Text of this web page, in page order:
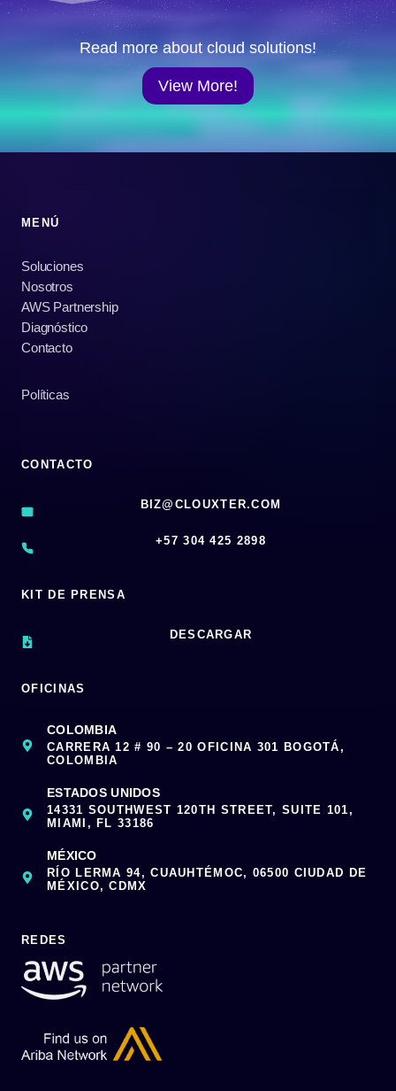
Read more about cloud solutions!
View More!
MENÚ
Soluciones
Nosotros
AWS Partnership
Diagnóstico
Contacto
Políticas
CONTACTO
BIZ@CLOUXTER.COM
‪+57 304 425 2898
KIT DE PRENSA
DESCARGAR
OFICINAS
COLOMBIA
CARRERA 12 # 90 – 20 OFICINA 301 BOGOTÁ,
COLOMBIA
ESTADOS UNIDOS
14331 SOUTHWEST 120TH STREET, SUITE 101,
MIAMI, FL 33186
MÉXICO
RÍO LERMA 94, CUAUHTÉMOC, 06500 CIUDAD DE
MÉXICO, CDMX
REDES